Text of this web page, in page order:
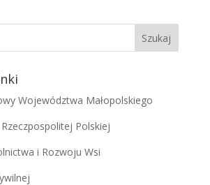
Województwa Małopolskiego
Polskiej
i Rozwoju Wsi